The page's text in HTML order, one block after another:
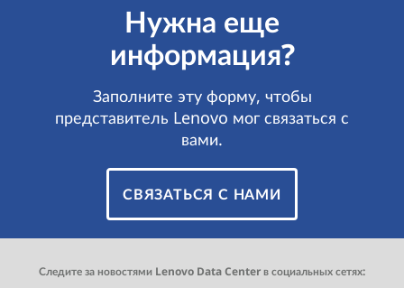
Нужна еще
информация?
Заполните эту форму, чтобы
представитель Lenovo мог связаться с
вами.
СВЯЗАТЬСЯ С НАМИ
Следите за новостями Lenovo Data Center в социальных сетях: